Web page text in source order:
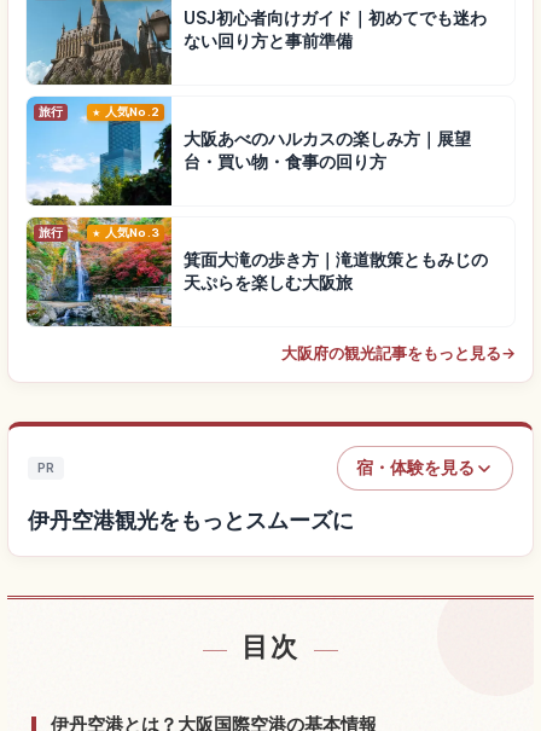
USJ初心者向けガイド｜初めてでも迷わ
ない回り方と事前準備
旅行 人気No.2
大阪あべのハルカスの楽しみ方｜展望
台・買い物・食事の回り方
旅行 人気No.3
箕面大滝の歩き方｜滝道散策ともみじの
天ぷらを楽しむ大阪旅
大阪府の観光記事をもっと見る→
PR 宿・体験を見る
伊丹空港観光をもっとスムーズに
伊丹空港付近の宿を探す
伊丹空港の体験を探す↗
目次
伊丹空港とは？大阪国際空港の基本情報